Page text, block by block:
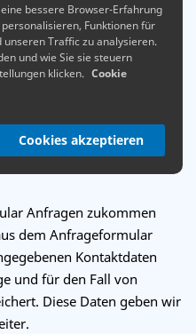
auf Grundlage von Art. 6
hat ein
fehlerfreien
seiner Website – hierzu
werden.
Anfragen zukommen
dem Anfrageformular
Kontaktdaten
und für den Fall von
Diese Daten geben wir
bessere Browser-Erfahrung
Funktionen für
Traffic zu analysieren.
und wie Sie sie steuern
klicken. Cookie
Cookies akzeptieren